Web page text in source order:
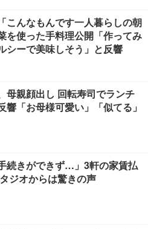
こんなもんです一人暮らしの朝
を使った手料理公開「作ってみ
シーで美味しそう」と反響
母親顔出し 回転寿司でランチ
響「お母様可愛い」「似てる」
続きができず…」3軒の家賃払
ジオからは驚きの声